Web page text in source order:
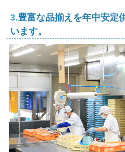
3.豊富な品揃えを年中安定
います。